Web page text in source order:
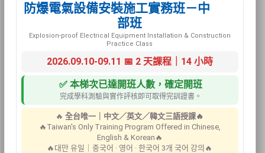
幫浦進氣
口濾棉
防爆電氣設備安裝施工實務班－中
部班
Explosion-proof Electrical Equipment Installation & Construction
Practice Class
2026.09.10-09.11 📅 2 天課程｜14 小時
✅ 本梯次已達開班人數，確定開班
完成學科測驗與實作評核即可取得完訓證書。
🔥全台唯一｜中文／英文／韓文三語授課🔥
🔥Taiwan's Only Training Program Offered in Chinese,
English & Korean🔥
🔥대만 유일｜중국어 · 영어 · 한국어 3개 국어 강의🔥